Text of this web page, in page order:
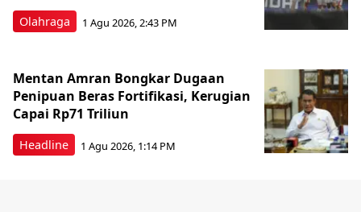
Olahraga 1 Agu 2026, 2:43 PM
Headline
Mentan Amran Bongkar Dugaan
Penipuan Beras Fortifikasi, Kerugian
Capai Rp71 Triliun
1 Agu 2026, 1:14 PM